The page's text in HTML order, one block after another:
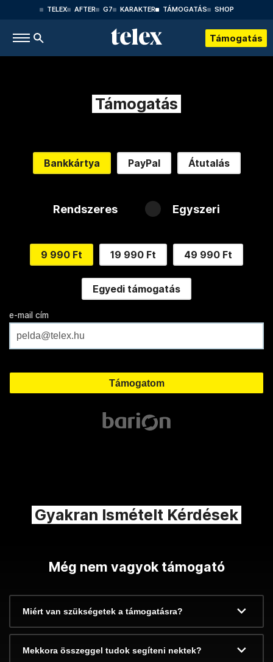
TELEX AFTER G7 KARAKTER TÁMOGATÁS SHOP
Támogatás
Támogatás
Bankkártya PayPal Átutalás
Rendszeres Egyszeri
9 990 Ft 19 990 Ft 49 990 Ft
Egyedi támogatás
e-mail cím
Gyakran Ismételt Kérdések
Még nem vagyok támogató
Miért van szükségetek a támogatásra?
Mekkora összeggel tudok segíteni nektek?